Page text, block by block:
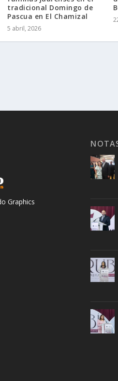
tradicional Domingo de
Pascua en El Chamizal
5 abril, 2026
Graphics